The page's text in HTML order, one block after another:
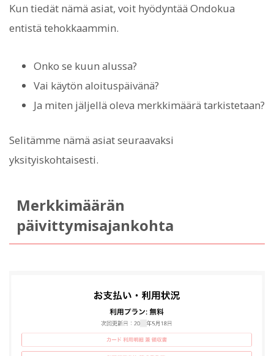
Kun tiedät nämä asiat, voit hyödyntää Ondokua
entistä tehokkaammin.
Onko se kuun alussa?
Vai käytön aloituspäivänä?
Ja miten jäljellä oleva merkkimäärä tarkistetaan?
Selitämme nämä asiat seuraavaksi
yksityiskohtaisesti.
Merkkimäärän
päivittymisajankohta